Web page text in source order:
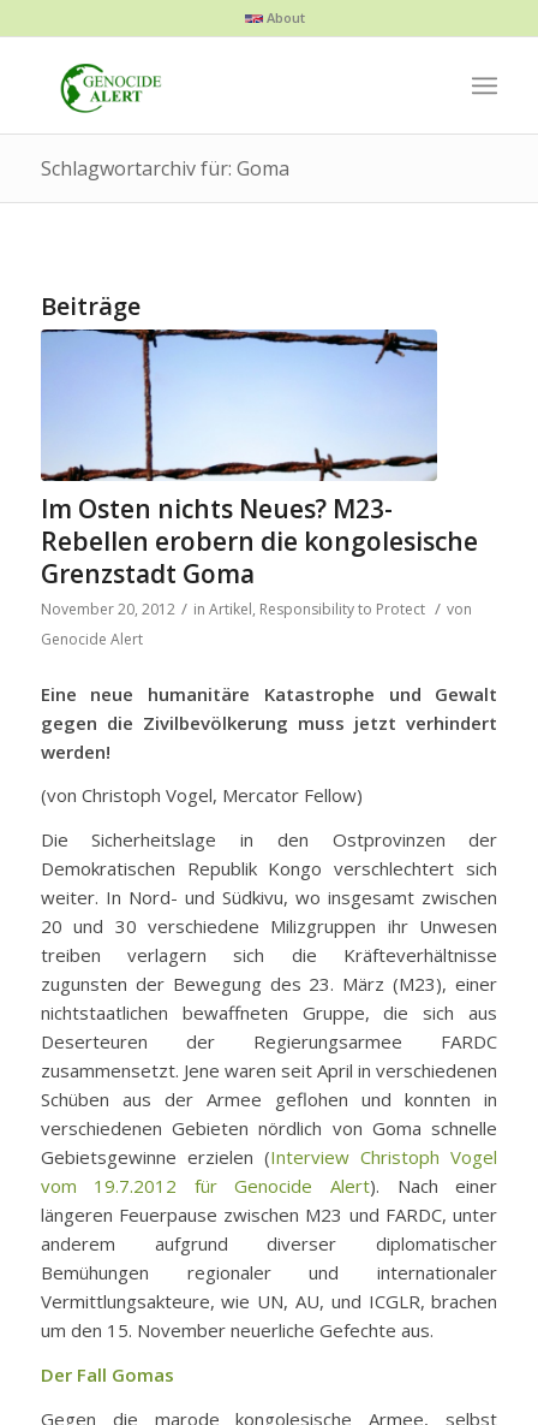
About
Schlagwortarchiv für: Goma
Beiträge
Im Osten nichts Neues? M23-
Rebellen erobern die kongolesische
Grenzstadt Goma
November 20, 2012 / in Artikel, Responsibility to Protect / von
Genocide Alert
Eine neue humanitäre Katastrophe und Gewalt
gegen die Zivilbevölkerung muss jetzt verhindert
werden!
(von Christoph Vogel, Mercator Fellow)
Die Sicherheitslage in den Ostprovinzen der
Demokratischen Republik Kongo verschlechtert sich
weiter. In Nord- und Südkivu, wo insgesamt zwischen
20 und 30 verschiedene Milizgruppen ihr Unwesen
treiben verlagern sich die Kräfteverhältnisse
zugunsten der Bewegung des 23. März (M23), einer
nichtstaatlichen bewaffneten Gruppe, die sich aus
Deserteuren der Regierungsarmee FARDC
zusammensetzt. Jene waren seit April in verschiedenen
Schüben aus der Armee geflohen und konnten in
verschiedenen Gebieten nördlich von Goma schnelle
Gebietsgewinne erzielen (Interview Christoph Vogel
vom 19.7.2012 für Genocide Alert). Nach einer
längeren Feuerpause zwischen M23 und FARDC, unter
anderem aufgrund diverser diplomatischer
Bemühungen regionaler und internationaler
Vermittlungsakteure, wie UN, AU, und ICGLR, brachen
um den 15. November neuerliche Gefechte aus.
Der Fall Gomas
Gegen die marode kongolesische Armee, selbst